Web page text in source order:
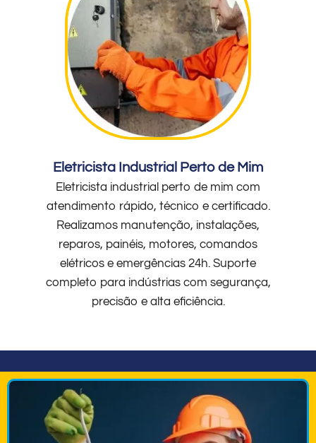
Eletricista Industrial Perto de Mim
Eletricista industrial perto de mim com
atendimento rápido, técnico e certificado.
Realizamos manutenção, instalações,
reparos, painéis, motores, comandos
elétricos e emergências 24h. Suporte
completo para indústrias com segurança,
precisão e alta eficiência.